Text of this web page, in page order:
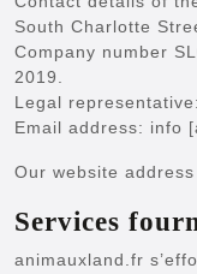
South Charlotte
Company number
2019.
Legal
Email address: info
Our website address
Services
animauxland.fr